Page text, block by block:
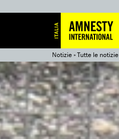
Notizie»Tutte le notizie